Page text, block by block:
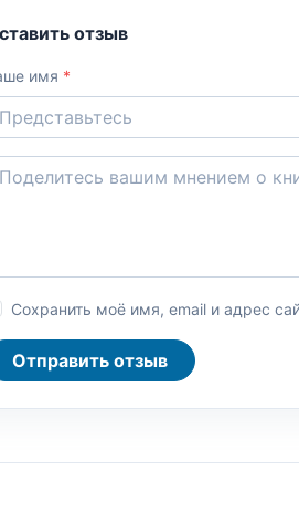
отзыв
имя *
Сохранить моё имя, email и адрес
Отправить отзыв